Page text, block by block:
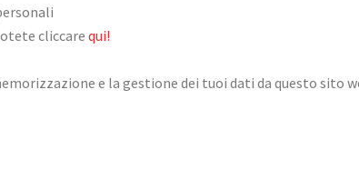
cliccare qui!
e la gestione dei tuoi dati da questo sito